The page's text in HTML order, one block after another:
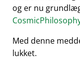
og er nu
Med denne
lukket.